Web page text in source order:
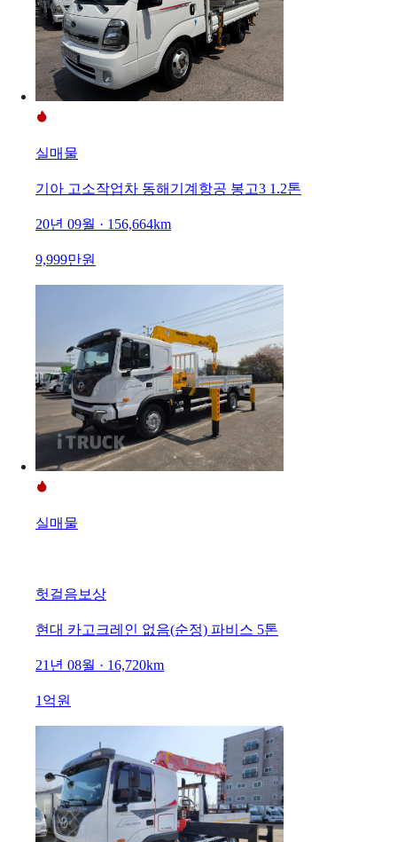
실매물
기아 고소작업차 동해기계항공 봉고3 1.2톤
20년 09월 · 156,664km
9,999만원
실매물
헛걸음보상
현대 카고크레인 없음(순정) 파비스 5톤
21년 08월 · 16,720km
1억원